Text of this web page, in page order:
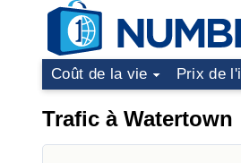
Coût de la vie Prix de
Trafic à Watertown